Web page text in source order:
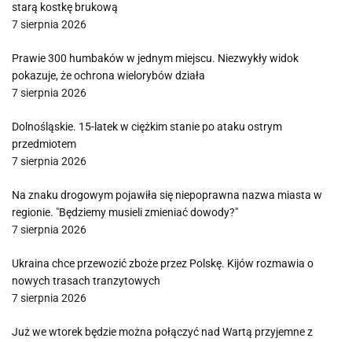
starą kostkę brukową
7 sierpnia 2026
Prawie 300 humbaków w jednym miejscu. Niezwykły widok
pokazuje, że ochrona wielorybów działa
7 sierpnia 2026
Dolnośląskie. 15-latek w ciężkim stanie po ataku ostrym
przedmiotem
7 sierpnia 2026
Na znaku drogowym pojawiła się niepoprawna nazwa miasta w
regionie. "Będziemy musieli zmieniać dowody?"
7 sierpnia 2026
Ukraina chce przewozić zboże przez Polskę. Kijów rozmawia o
nowych trasach tranzytowych
7 sierpnia 2026
Już we wtorek będzie można połączyć nad Wartą przyjemne z